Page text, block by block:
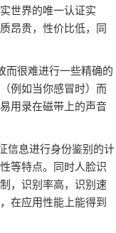
世界的唯一认证实
昂贵，性价比低，同
而很难进行一些精确的
例如当你感冒时）而
用录在磁带上的声音
信息进行身份鉴别的计
等特点。同时人脸识
，识别率高，识别速
在应用性能上能得到